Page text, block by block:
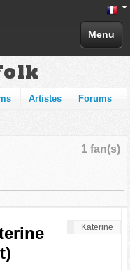
Menu
Artistes Forums
1 fan(s)
Katerine